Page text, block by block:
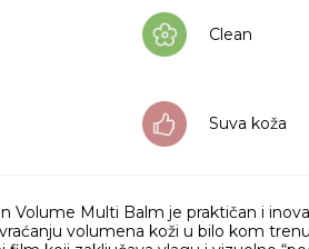
Clean
Suva koža
Volume Multi Balm je praktičan i
volumena koži u bilo kom